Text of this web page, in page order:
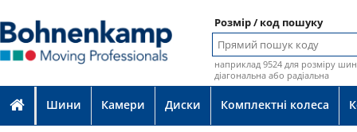
Розмір / код пошуку
наприклад 9524 для розміру
діагональна або радіальна
Шини Камери Диски Комплектні колеса